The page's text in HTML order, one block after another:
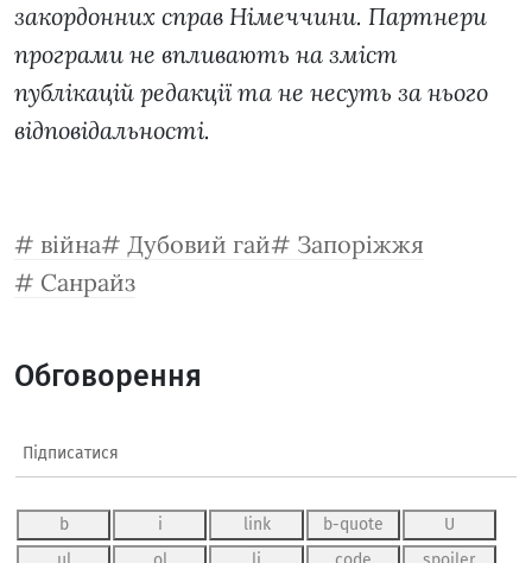
закордонних справ Німеччини. Партнери
програми не впливають на зміст
публікацій редакції та не несуть за нього
відповідальності.
війна Дубовий гай
Запоріжжя
Санрайз
Обговорення
Підписатися